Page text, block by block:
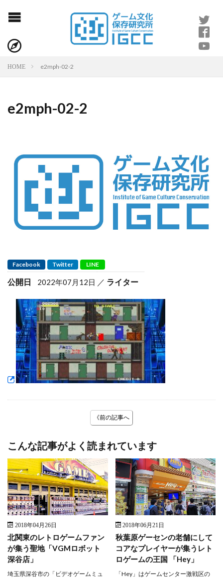
HOME e2mph-02-2
e2mph-02-2
Facebook Twitter LINE
公開日 2022年07月12日 ライター
《前の記事へ
こんな記事がよく読まれています
2018年04月26日
北関東のレトロゲームファン
が集う聖地「VGMロボット
深谷店」
埼玉県深谷市の「ビデオゲームミュ
2018年06月21日
秋葉原ゲーセンの老舗にして
コアなプレイヤーが集うレト
ロゲームの王国 「Hey」
「Hey」はゲームセンター激戦区の